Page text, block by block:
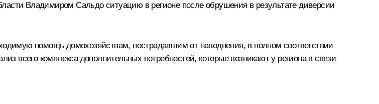
Владимиром Сальдоситуацию в регионе после обрушения в результате диверсии
помощь домохозяйствам, пострадавшим от наводнения, в полном соответствии
всего комплекса дополнительных потребностей, которые возникают у региона в связи